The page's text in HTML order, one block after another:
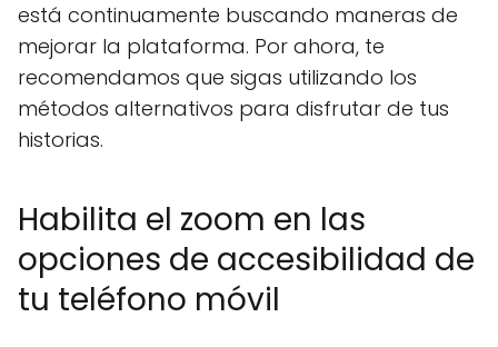
está continuamente buscando maneras de
mejorar la plataforma. Por ahora, te
recomendamos que sigas utilizando los
métodos alternativos para disfrutar de tus
historias.
Habilita el zoom en las
opciones de accesibilidad de
tu teléfono móvil